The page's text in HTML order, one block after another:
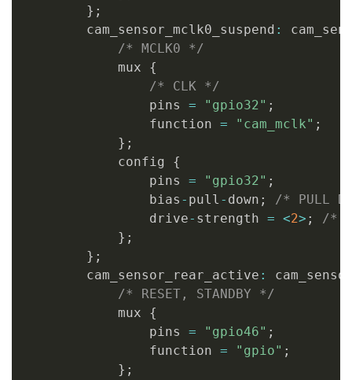
} ;
        cam_sensor_mclk0_suspend
:
/* MCLK0 */
            mux
{
/* CLK */
                pins
= "gpio32" ;
                function
= "cam_mclk" ;
} ;
            config
{
                pins
= "gpio32" ;
                bias
- pull - down ;
/* PULL
                drive
- strength = <2> ;
/*
} ;
} ;
        cam_sensor_rear_active
:
/* RESET, STANDBY */
            mux
{
                pins
= "gpio46" ;
                function
= "gpio" ;
} ;